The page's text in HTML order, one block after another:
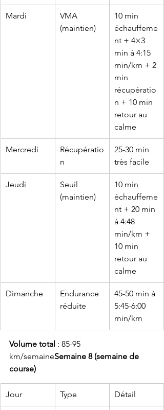
Mardi
VMA
(maintien)
10 min
échauffeme
nt + 4×3
min à 4:15
min/km + 2
min
récupératio
n + 10 min
retour au
calme
Mercredi
Récupératio
n
25-30 min
très facile
Jeudi
Seuil
(maintien)
10 min
échauffeme
nt + 20 min
à 4:48
min/km +
10 min
retour au
calme
Dimanche
Endurance
réduite
45-50 min à
5:45-6:00
min/km
Volume total : 85-95
km/semaineSemaine 8 (semaine de
course)
Jour Type Détail